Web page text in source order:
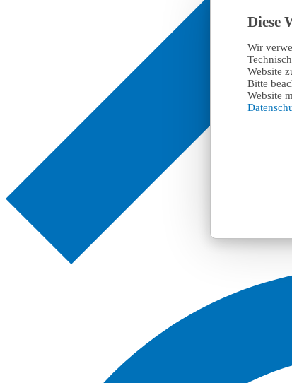
Diese
Wir
Website
Bitte
Website